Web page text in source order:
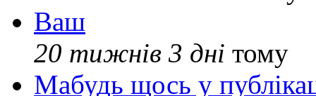
Ваш
20 тижнів 3 дні тому
Мабудь щось у